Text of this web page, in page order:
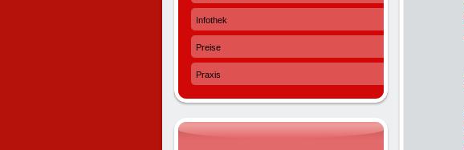
Infothek
Preise
Praxis